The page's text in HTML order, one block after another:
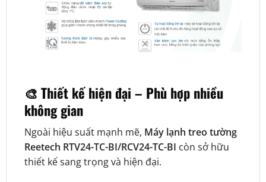
🎨 Thiết kế hiện đại – Phù hợp nhiều
không gian
Ngoài hiệu suất mạnh mẽ, Máy lạnh treo tường
Reetech RTV24-TC-BI/RCV24-TC-BI còn sở hữu
thiết kế sang trọng và hiện đại.